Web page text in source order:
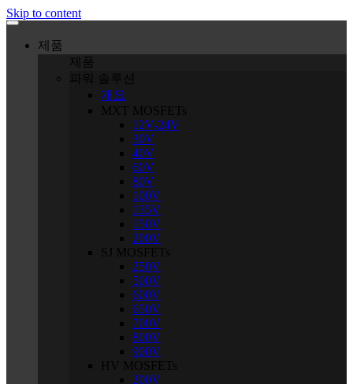
Skip to content
제품
제품
파워 솔루션
개요
MXT MOSFETs
12V-24V
30V
40V
60V
80V
100V
135V
150V
200V
SJ MOSFETs
250V
500V
600V
650V
700V
800V
900V
HV MOSFETs
200V